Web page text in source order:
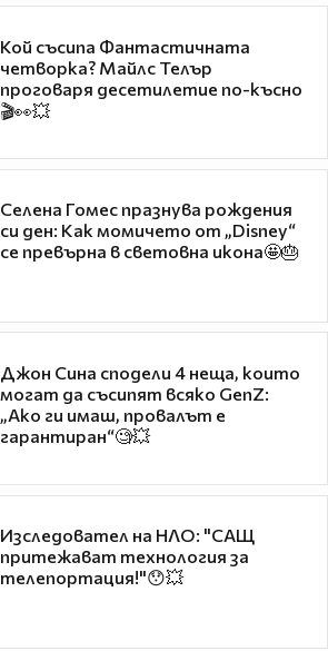
Кой съсипа Фантастичната
четворка? Майлс Телър
проговаря десетилетие по-късно
🎬👀💥
Селена Гомес празнува рождения
си ден: Как момичето от „Disney“
се превърна в световна икона🤩🎂
Джон Сина сподели 4 неща, които
могат да съсипят всяко GenZ:
„Ако ги имаш, провалът е
гарантиран“🧐💥
Изследовател на НЛО: "САЩ
притежават технология за
телепортация!"😯💥